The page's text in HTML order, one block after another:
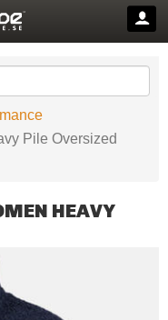
Pile Oversized
HEAVY